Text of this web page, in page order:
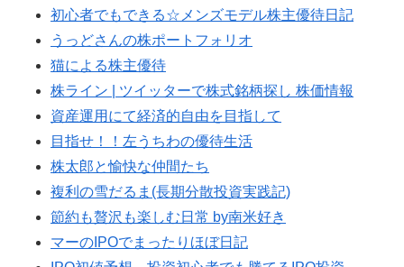
初心者でもできる☆メンズモデル株主優待日記
うっどさんの株ポートフォリオ
猫による株主優待
株ライン | ツイッターで株式銘柄探し 株価情報
資産運用にて経済的自由を目指して
目指せ！！左うちわの優待生活
株太郎と愉快な仲間たち
複利の雪だるま(長期分散投資実践記)
節約も贅沢も楽しむ日常 by南米好き
マーのIPOでまったりほぼ日記